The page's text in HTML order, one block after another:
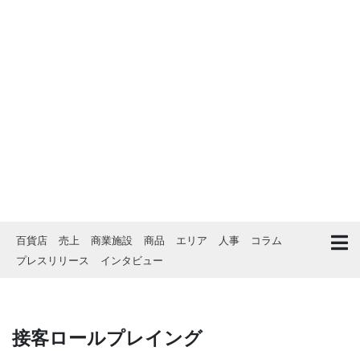
百貨店 売上 商業施設 商品 エリア 人事
コラム
プレスリリース
インタビュー
接客ロールプレイング